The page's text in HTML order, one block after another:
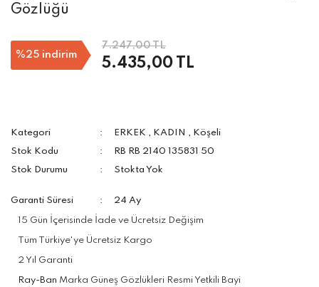
Gözlüğü
%25 indirim
7.247,00 TL
5.435,00 TL
Kategori ERKEK , KADIN , Köşeli
Stok Kodu
RB RB 2140 135831 50
Stok Durumu
Stokta Yok
Garanti Süresi 24 Ay
15 Gün İçerisinde İade ve Ücretsiz Değişim
Tüm Türkiye'ye Ücretsiz Kargo
2 Yıl Garanti
Ray-Ban Marka Güneş Gözlükleri Resmi Yetkili Bayi